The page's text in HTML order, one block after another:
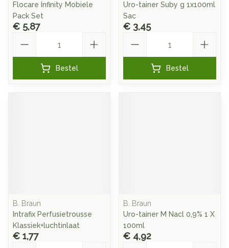
Flocare Infinity Mobiele
Pack Set
€ 5,87
Bestel
Uro-tainer Suby g 1x100ml
Sac
€ 3,45
Bestel
B. Braun
Intrafix Perfusietrousse
Klassiek+luchtinlaat
€ 1,77
B. Braun
Uro-tainer M Nacl 0,9% 1 X
100ml
€ 4,92